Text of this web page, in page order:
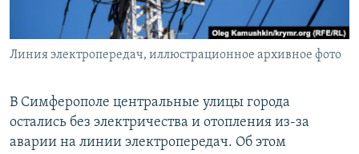
УКРАИНСКАЯ ПРОБЛЕМА КРЫМА
Все сайты RFE/RL
Линия электропередач, иллюстрационное архивное фото
В Симферополе центральные улицы города
остались без электричества и отопления из-за
аварии на линии электропередач. Об этом